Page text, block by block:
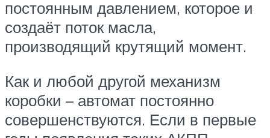
постоянным давлением, которое и
создаёт поток масла,
производящий крутящий момент.
Как и любой другой механизм
коробки – автомат постоянно
совершенствуются. Если в первые